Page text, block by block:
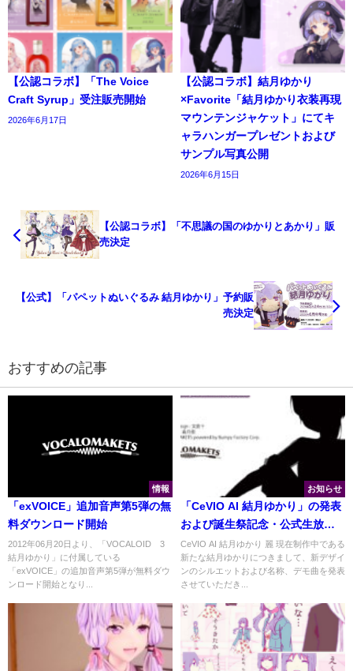
【公認コラボ】「The Voice
Craft Syrup」受注販売開始
2026年6月17日
【公認コラボ】結月ゆかり
×Favorite「結月ゆかり衣装再現
マウンテンジャケット」にてキ
ャラハンガープレゼントおよび
サンプル写真公開
2026年6月15日
【公認コラボ】「不思議の国のゆかりとあかり」販
売決定
【公式】「パペットぬいぐるみ 結月ゆかり」予約販
売決定
おすすめの記事
情報
「exVOICE」追加音声第5弾の無
料ダウンロード開始
2012年06月20日より、「VOCALOID™3
結月ゆかり」に付属している
「exVOICE」の追加音声第5弾が無料ダウ
ンロード開始となり...
お知らせ
「CeVIO AI 結月ゆかり」の発表
および誕生祭記念・公式生放送
2020
CeVIO AI 結月ゆかり 麗 現在制作中である
新たな結月ゆかりにつきまして、新デザイ
ンのシルエットおよび名称、デモ曲を発表
させていただき...